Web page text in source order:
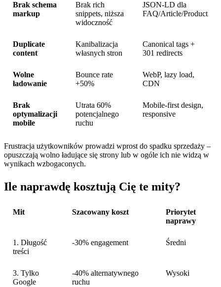
Brak schema
markup
Brak rich
snippets, niższa
widoczność
JSON-LD dla
FAQ/Article/Product
Duplicate
content
Kanibalizacja
własnych stron
Canonical tags +
301 redirects
Wolne
ładowanie
Bounce rate
+50%
WebP, lazy load,
CDN
Brak
optymalizacji
mobile
Utrata 60%
potencjalnego
ruchu
Mobile-first design,
responsive
Frustracja użytkowników prowadzi wprost do spadku sprzedaży –
opuszczają wolno ładujące się strony lub w ogóle ich nie widzą w
wynikach wzbogaconych.
Ile naprawdę kosztują Cię te mity?
Mit Szacowany koszt
Priorytet
naprawy
1. Długość
treści
-30% engagement Średni
3. Tylko
Google
-40% alternatywnego
ruchu
Wysoki